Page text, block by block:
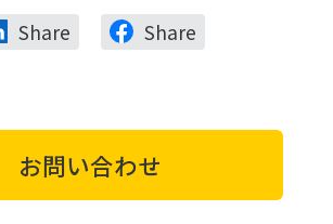
Share Share
お問い合わせ